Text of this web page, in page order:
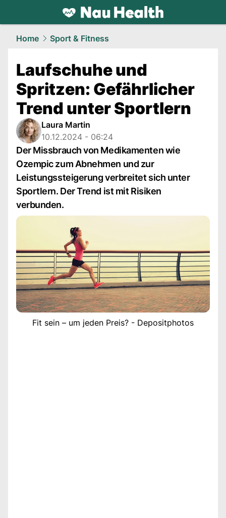
health.NAU.ch
Home Sport & Fitness
Laufschuhe und
Spritzen: Gefährlicher
Trend unter Sportlern
Laura Martin
10.12.2024 - 06:24
Der Missbrauch von Medikamenten wie
Ozempic zum Abnehmen und zur
Leistungssteigerung verbreitet sich unter
Sportlern. Der Trend ist mit Risiken
verbunden.
Fit sein – um jeden Preis? - Depositphotos